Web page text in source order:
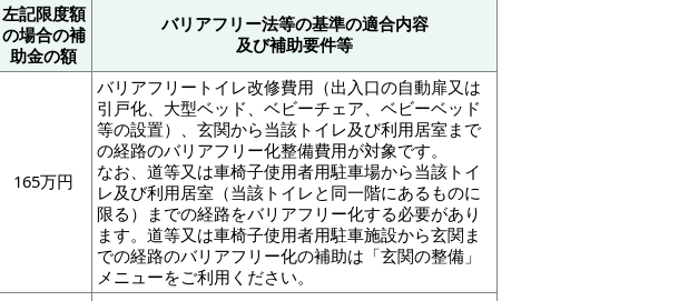
左記限度額
の場合の補
助金の額
バリアフリー法等の基準の適合内容
及び補助要件等
165万円
バリアフリートイレ改修費用（出入口の自動扉又は
引戸化、大型ベッド、ベビーチェア、ベビーベッド
等の設置）、玄関から当該トイレ及び利用居室まで
の経路のバリアフリー化整備費用が対象です。
なお、道等又は車椅子使用者用駐車場から当該トイ
レ及び利用居室（当該トイレと同一階にあるものに
限る）までの経路をバリアフリー化する必要があり
ます。道等又は車椅子使用者用駐車施設から玄関ま
での経路のバリアフリー化の補助は「玄関の整備」
メニューをご利用ください。